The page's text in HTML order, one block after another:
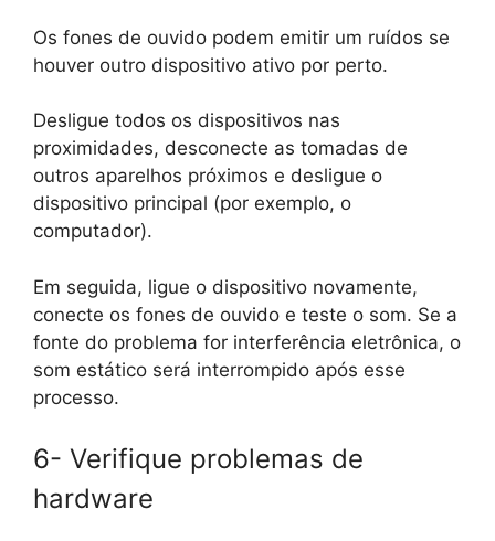
Os fones de ouvido podem emitir um ruídos se
houver outro dispositivo ativo por perto.
Desligue todos os dispositivos nas
proximidades, desconecte as tomadas de
outros aparelhos próximos e desligue o
dispositivo principal (por exemplo, o
computador).
Em seguida, ligue o dispositivo novamente,
conecte os fones de ouvido e teste o som. Se a
fonte do problema for interferência eletrônica, o
som estático será interrompido após esse
processo.
6- Verifique problemas de
hardware